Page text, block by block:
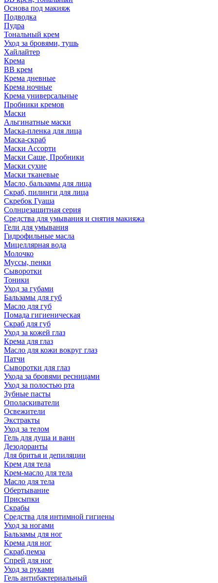
Основа под макияж
Подводка
Пудра
Тональный крем
Уход за бровями, тушь
Хайлайтер
Крема
ВВ крем
Крема дневные
Крема ночные
Крема универсальные
Пробники кремов
Маски
Альгинатные маски
Маска-пленка для лица
Маска-скраб
Маски Ассорти
Маски Саше, Пробники
Маски сухие
Маски тканевые
Масло, бальзамы для лица
Скраб, пилинги для лица
Скребок Гуаша
Солнцезащитная серия
Средства для умывания и снятия макияжа
Гели для умывания
Гидрофильные масла
Мицеллярная вода
Молочко
Муссы, пенки
Сыворотки
Тоники
Уход за губами
Бальзамы для губ
Масло для губ
Помада гигиеническая
Скраб для губ
Уход за кожей глаз
Крема для глаз
Масло для кожи вокруг глаз
Патчи
Сыворотки для глаз
Ухода за бровями ресницами
Уход за полостью рта
Зубные пасты
Ополаскиватели
Освежители
Экстракты
Уход за телом
Гель для душа и ванн
Дезодоранты
Для бритья и депиляции
Крем для тела
Крем-масло для тела
Масло для тела
Обертывание
Присыпки
Скрабы
Средства для интимной гигиены
Уход за ногами
Бальзамы для ног
Крема для ног
Скраб,пемза
Спрей для ног
Уход за руками
Гель антибактериальный